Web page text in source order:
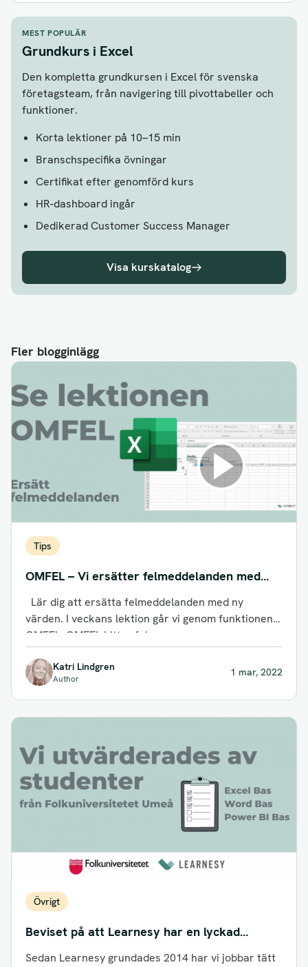
MEST POPULÄR
Grundkurs i Excel
Den kompletta grundkursen i Excel för svenska
företagsteam, från navigering till pivottabeller och
funktioner.
Korta lektioner på 10–15 min
Branschspecifika övningar
Certifikat efter genomförd kurs
HR-dashboard ingår
Dedikerad Customer Success Manager
Visa kurskatalog
Fler blogginlägg
Tips
OMFEL – Vi ersätter felmeddelanden med
nya värden.
Lär dig att ersätta felmeddelanden med ny
värden. I veckans lektion går vi genom funktionen
OMFEL. OMFEL hittar fel...
Katri Lindgren
Author
1 mar, 2022
Övrigt
Beviset på att Learnesy har en lyckad
utbildningsmodell med
Sedan Learnesy grundades 2014 har vi jobbar tätt